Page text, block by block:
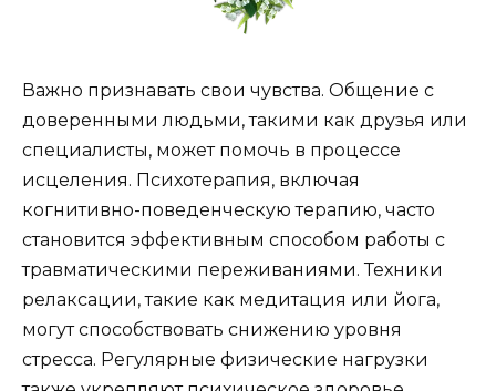
Важно признавать свои чувства. Общение с
доверенными людьми, такими как друзья или
специалисты, может помочь в процессе
исцеления. Психотерапия, включая
когнитивно-поведенческую терапию, часто
становится эффективным способом работы с
травматическими переживаниями. Техники
релаксации, такие как медитация или йога,
могут способствовать снижению уровня
стресса. Регулярные физические нагрузки